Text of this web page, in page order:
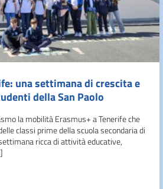
una settimana di crescita e
della San Paolo
la mobilità Erasmus+ a Tenerife che
classi prime della scuola secondaria di
ricca di attività educative,